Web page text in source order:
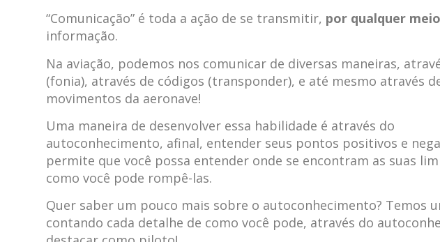
“Comunicação” é toda a ação de se transmitir, por qualquer meio
informação.
Na aviação, podemos nos comunicar de diversas maneiras,
(fonia), através de códigos (transponder), e até mesmo através
movimentos da aeronave!
Uma maneira de desenvolver essa habilidade é através do
autoconhecimento, afinal, entender seus pontos positivos e
permite que você possa entender onde se encontram as suas
como você pode rompê-las.
Quer saber um pouco mais sobre o autoconhecimento? Temos
contando cada detalhe de como você pode, através do